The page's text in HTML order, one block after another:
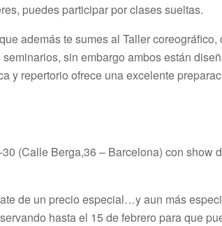
puedes participar por clases sueltas.
además te sumes al Taller
sin embargo ambos están
repertorio ofrece una excelente
(Calle Berga,36 – Barcelona) con show
de un precio especial…y aun más
hasta el 15 de febrero para que